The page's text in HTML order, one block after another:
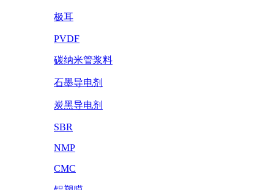
极耳
PVDF
碳纳米管浆料
石墨导电剂
炭黑导电剂
SBR
NMP
CMC